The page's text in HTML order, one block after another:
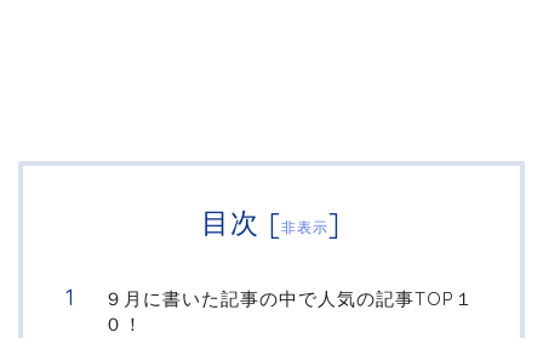
目次 [非表示]
９月に書いた記事の中で人気の記事TOP１
０！